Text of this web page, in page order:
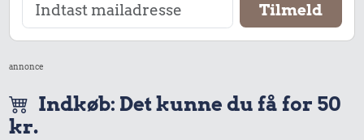
annonce
Indkøb: Det kunne du få for 50
kr.